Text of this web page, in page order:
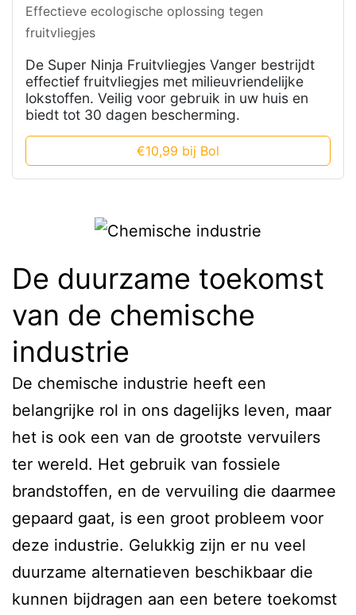
Effectieve ecologische oplossing tegen
fruitvliegjes
De Super Ninja Fruitvliegjes Vanger bestrijdt
effectief fruitvliegjes met milieuvriendelijke
lokstoffen. Veilig voor gebruik in uw huis en
biedt tot 30 dagen bescherming.
€10,99 bij Bol
De duurzame toekomst
van de chemische
industrie
De chemische industrie heeft een
belangrijke rol in ons dagelijks leven, maar
het is ook een van de grootste vervuilers
ter wereld. Het gebruik van fossiele
brandstoffen, en de vervuiling die daarmee
gepaard gaat, is een groot probleem voor
deze industrie. Gelukkig zijn er nu veel
duurzame alternatieven beschikbaar die
kunnen bijdragen aan een betere toekomst